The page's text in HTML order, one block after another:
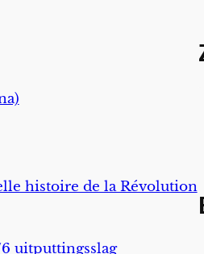
histoire de la Révolution
uitputtingsslag